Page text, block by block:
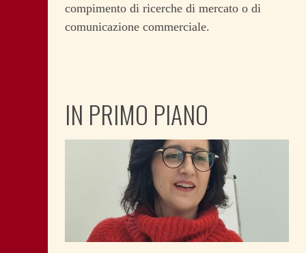
compimento di ricerche di mercato o di
comunicazione commerciale.
IN PRIMO PIANO